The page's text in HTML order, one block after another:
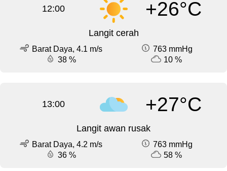
12:00 +26°C
Langit cerah
Barat Daya, 4.1 m/s
763 mmHg
38 %
10 %
13:00 +27°C
Langit awan rusak
Barat Daya, 4.2 m/s
763 mmHg
36 %
58 %